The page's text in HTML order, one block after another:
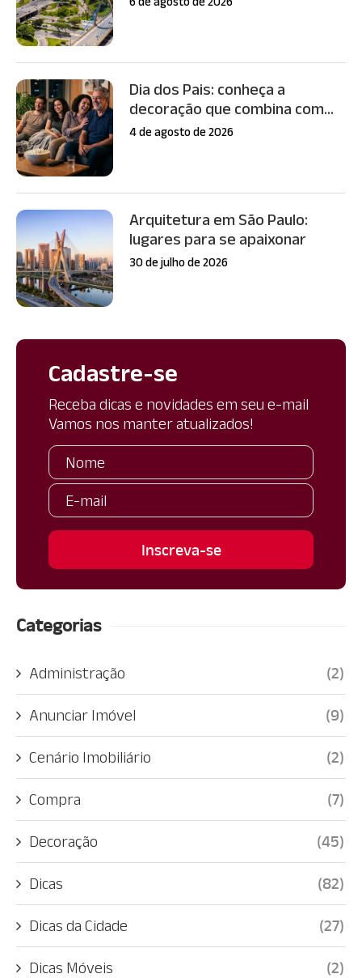
Dia dos Pais: conheça a
decoração que combina com...
4 de agosto de 2026
Arquitetura em São Paulo:
lugares para se apaixonar
30 de julho de 2026
Cadastre-se
Receba dicas e novidades em seu e-mail
Vamos nos manter atualizados!
Categorias
Administração (2)
Anunciar Imóvel (9)
Cenário Imobiliário (2)
Compra (7)
Decoração (45)
Dicas (82)
Dicas da Cidade (27)
Dicas Móveis (2)